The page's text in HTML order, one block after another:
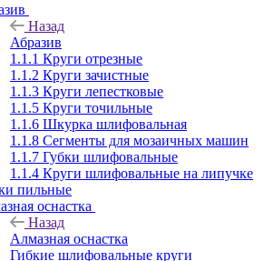
Назад
Абразив
1.1.1 Круги отрезные
1.1.2 Круги зачистные
1.1.3 Круги лепестковые
1.1.5 Круги точильные
1.1.6 Шкурка шлифовальная
1.1.8 Сегменты для мозаичных машин
1.1.7 Губки шлифовальные
1.1.4 Круги шлифовальные на липучке
пильные
оснастка
Назад
Алмазная оснастка
Гибкие шлифовальные круги